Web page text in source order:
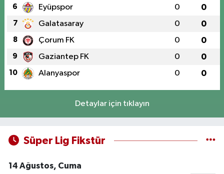
6 Eyüpspor 0 0
7 Galatasaray 0 0
8 Çorum FK 0 0
9 Gaziantep FK 0 0
10 Alanyaspor 0 0
Detaylar için tıklayın
Süper Lig Fikstür
14 Ağustos, Cuma